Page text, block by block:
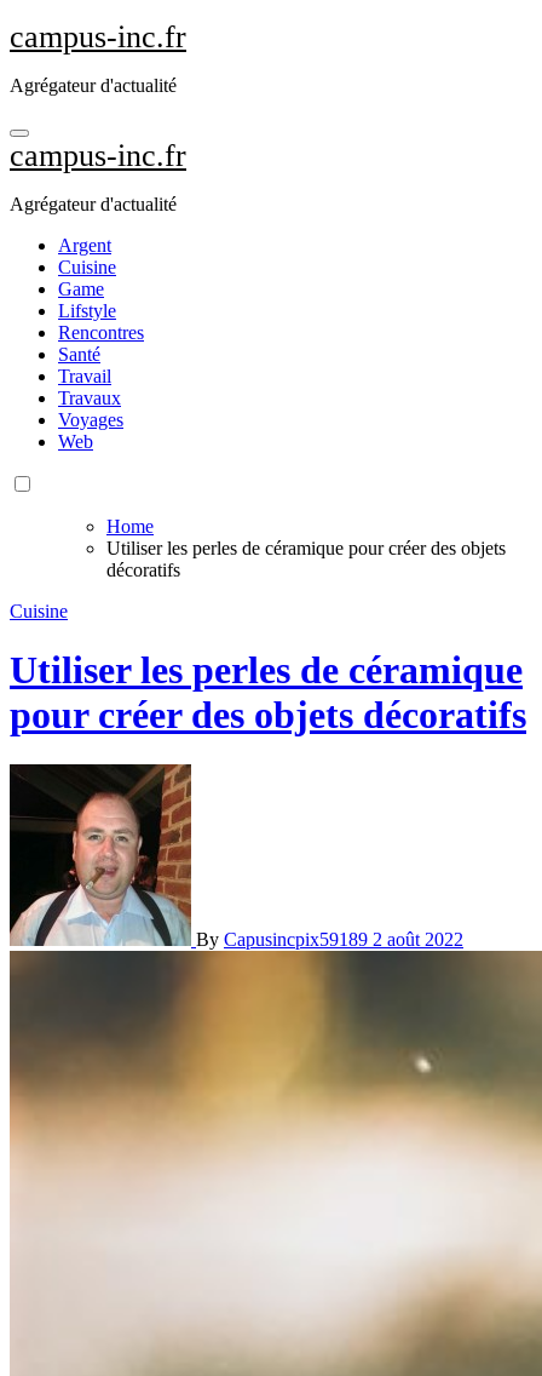
Aller
au
principal
campus-inc.fr
Agrégateur d'actualité
campus-inc.fr
Agrégateur d'actualité
Argent
Cuisine
Game
Lifstyle
Rencontres
Santé
Travail
Travaux
Voyages
Web
Home
Utiliser les perles de céramique pour créer des objets
décoratifs
Cuisine
Utiliser les perles de céramique
pour créer des objets décoratifs
By Capusincpix59189 2 août 2022